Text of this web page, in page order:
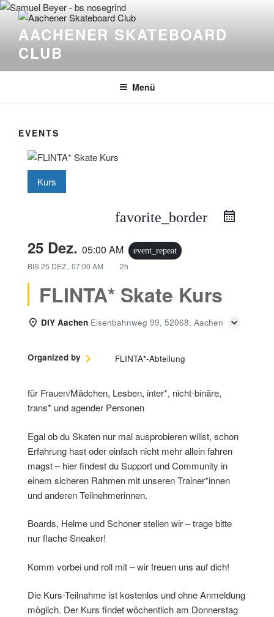
Zum
Inhalt
springenAACHENER SKATEBOARD
CLUB
Menü
EVENTS
Kurs
favorite_border
25 Dez. 05:00 AM event_repeat
BIS25 DEZ., 07:00 AM 2h
FLINTA* Skate Kurs
DIY Aachen Eisenbahnweg 99, 52068, Aachen
Organized by FLINTA*-Abteilung
für Frauen/Mädchen, Lesben, inter*, nicht-binäre,
trans* und agender Personen
Egal ob du Skaten nur mal ausprobieren willst, schon
Erfahrung hast oder einfach nicht mehr allein fahren
magst – hier findest du Support und Community in
einem sicheren Rahmen mit unseren Trainer*innen
und anderen Teilnehmerinnen.
Boards, Helme und Schoner stellen wir – trage bitte
nur flache Sneaker!
Komm vorbei und roll mit – wir freuen uns auf dich!
Die Kurs-Teilnahme ist kostenlos und ohne Anmeldung
möglich. Der Kurs findet wöchentlich am Donnerstag